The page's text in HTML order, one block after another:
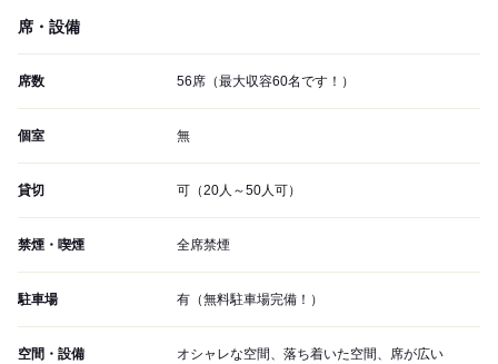
席・設備
席数 56席（最大収容60名です！）
個室 無
貸切 可（20人～50人可）
禁煙・喫煙 全席禁煙
駐車場 有（無料駐車場完備！）
空間・設備 オシャレな空間、落ち着いた空間、席が広い